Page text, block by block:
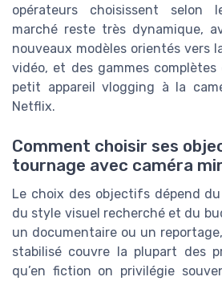
opérateurs choisissent selon
marché reste très dynamique,
nouveaux modèles orientés vers
vidéo, et des gammes
petit appareil vlogging à la
Netflix.
Comment choisir ses
tournage avec caméra
Le choix des objectifs dépend
du style visuel recherché et du
un documentaire ou un
stabilisé couvre la plupart des
qu’en fiction on privilégie